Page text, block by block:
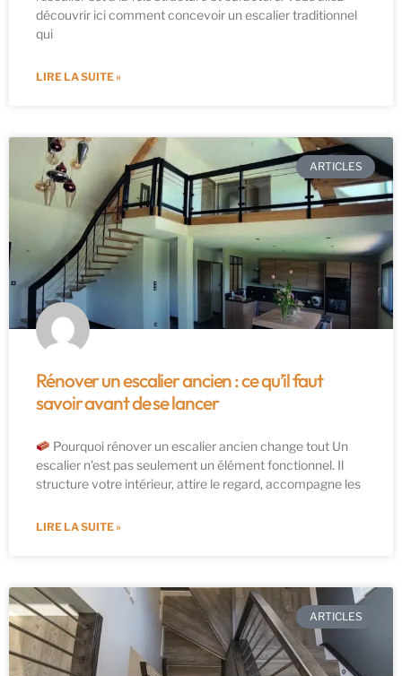
découvrir ici comment concevoir un escalier traditionnel
qui
LIRE LA SUITE »
ARTICLES
Rénover un escalier ancien : ce qu’il faut
savoir avant de se lancer
Pourquoi rénover un escalier ancien change tout Un
escalier n’est pas seulement un élément fonctionnel. Il
structure votre intérieur, attire le regard, accompagne les
LIRE LA SUITE »
ARTICLES